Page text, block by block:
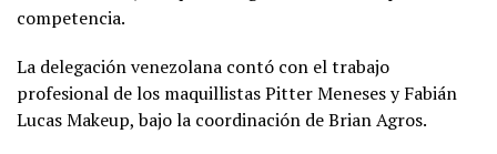
competencia.
La delegación venezolana contó con el trabajo
profesional de los maquillistas Pitter Meneses y Fabián
Lucas Makeup, bajo la coordinación de Brian Agros.